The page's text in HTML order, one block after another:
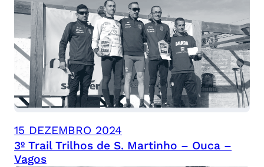
15 DEZEMBRO 2024
3º Trail Trilhos de S. Martinho – Ouca –
Vagos